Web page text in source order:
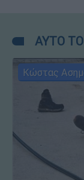
ΑΥΤΟ
Κώστας